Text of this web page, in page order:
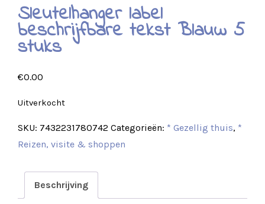
Sleutelhanger label
beschrijfbare tekst Blauw 5
stuks
€0.00
Uitverkocht
SKU: 7432231780742 Categorieën: * Gezellig thuis, *
Reizen, visite & shoppen
Beschrijving